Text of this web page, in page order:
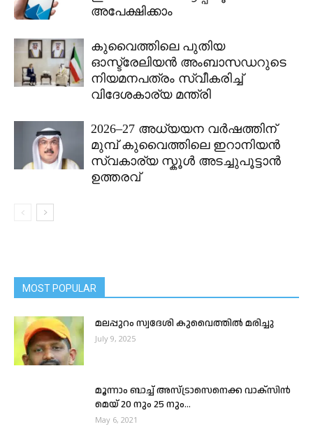
അപേക്ഷിക്കാം
കുവൈത്തിലെ പുതിയ
ഓസ്ട്രേലിയൻ അംബാസഡറുടെ
നിയമനപത്രം സ്വീകരിച്ച്
വിദേശകാര്യ മന്ത്രി
2026–27 അധ്യയന വർഷത്തിന്
മുമ്പ് കുവൈത്തിലെ ഇറാനിയൻ
സ്വകാര്യ സ്കൂൾ അടച്ചുപൂട്ടാൻ
ഉത്തരവ്
MOST POPULAR
മലപ്പുറം സ്വദേശി കുവൈത്തിൽ മരിച്ചു
July 9, 2025
മൂന്നാം ബാച്ച് അസ്ട്രാസെനെക്ക വാക്‌സിൻ
മെയ് 20 നും 25 നും...
May 6, 2021